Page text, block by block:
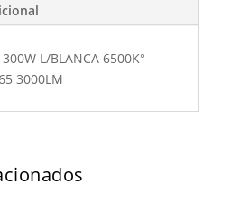
300W L/BLANCA 6500K°
3000LM